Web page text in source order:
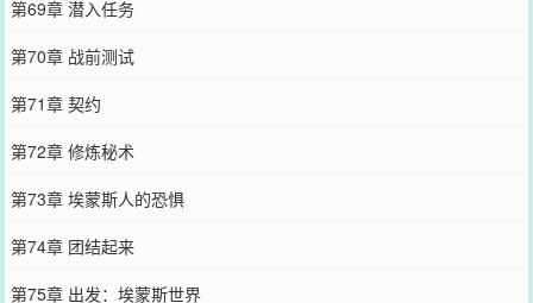
第69章 潜入任务
第70章 战前测试
第71章 契约
第72章 修炼秘术
第73章 埃蒙斯人的恐惧
第74章 团结起来
第75章 出发：埃蒙斯世界